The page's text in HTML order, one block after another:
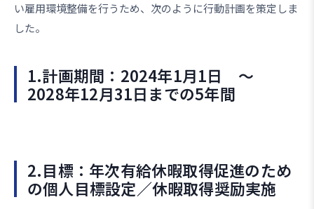
い雇用環境整備を行うため、次のように行動計画を策定しま
した。
1.計画期間：2024年1月1日 ～
2028年12月31日までの5年間
2.目標：年次有給休暇取得促進のため
の個人目標設定／休暇取得奨励実施